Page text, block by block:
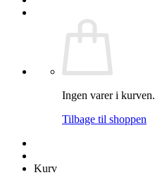
Ingen varer i kurven.
Tilbage til shoppen
Kurv